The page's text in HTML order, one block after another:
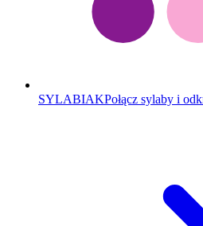
SYLABIAKPołącz sylaby i